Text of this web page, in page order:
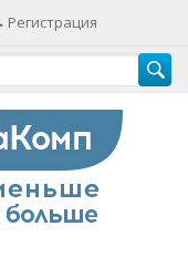
Регистрация